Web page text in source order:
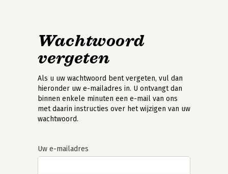
Wachtwoord
vergeten
Als u uw wachtwoord bent vergeten, vul dan
hieronder uw e-mailadres in. U ontvangt dan
binnen enkele minuten een e-mail van ons
met daarin instructies over het wijzigen van uw
wachtwoord.
Uw e-mailadres